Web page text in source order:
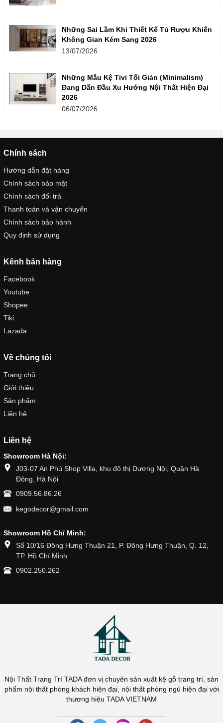
Những Sai Lầm Khi Thiết Kế Tủ Rượu Khiến
Không Gian Kém Sang 2026
13/07/2026
Những Mẫu Kệ Tivi Tối Giản (Minimalism)
Đang Dẫn Đầu Xu Hướng Nội Thất Hiện Đại
2026
06/07/2026
Chính sách
Hướng dẫn đặt hàng
Chính sách bảo mật
Chính sách đổi trả
Thanh toán và vận chuyển
Chính sách bảo hành
Quy định sử dụng
Kênh bán hàng
Facebook
Youtube
Shopee
Tiki
Lazada
Về chúng tôi
Trang chủ
Giới thiệu
Sản phẩm
Liên hệ
Liên hệ
Showroom Hà Nội:
J03-07 An Phú Shop Villa, khu đô thị Dương Nội, Quận Hà
Đông, Hà Nội
0909.56.86.26
kegodecor@gmail.com
Showroom Hồ Chí Minh:
Số 10/16 Đông Hưng Thuận 21, P. Đông Hưng Thuận, Q. 12,
TP. Hồ Chí Minh
0902.250.262
Nội Thất Trang Trí TADA đơn vị chuyên sản xuất kệ gỗ trang trí, sản
phẩm nội thất phòng khách hiện đại, nội thất phòng ngủ hiện đại với
thương hiệu TADA VIETNAM